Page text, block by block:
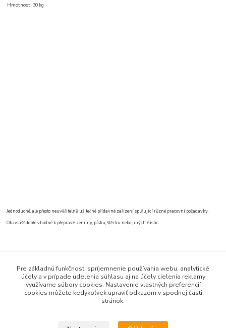
Hmotnost: 30 kg
Jednoduché, ale přesto neuvěřitelně užitečné přídavné zařízení splňující různé pracovní požadavky.
Obzvlášť dobře vhodné k přepravě zeminy, písku, štěrku nebo jiných částic.
Tovar zaradený v kategóriách
Multifunkčné trucky
Pre základnú funkčnosť, spríjemnenie používania webu, analytické
účely a v prípade udelenia súhlasu aj na účely cielenia reklamy
využívame súbory cookies. Nastavenie vlastných preferencií
cookies môžete kedykoľvek upraviť odkazom v spodnej časti
stránok.